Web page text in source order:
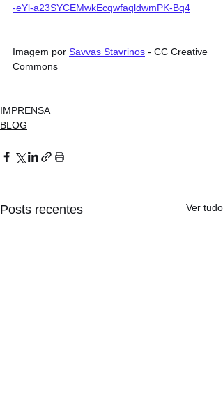
-eYl-a23SYCEMwkEcqwfaqldwmPK-Bq4
Imagem por Savvas Stavrinos - CC Creative
Commons
IMPRENSA
BLOG
Posts recentes Ver tudo